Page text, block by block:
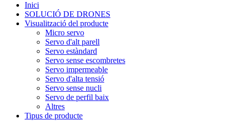
Inici
SOLUCIÓ DE DRONES
Visualització del producte
Micro servo
Servo d'alt parell
Servo estàndard
Servo sense escombretes
Servo impermeable
Servo d'alta tensió
Servo sense nucli
Servo de perfil baix
Altres
Tipus de producte